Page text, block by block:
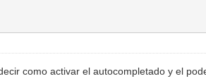
como activar el autocompletado y el